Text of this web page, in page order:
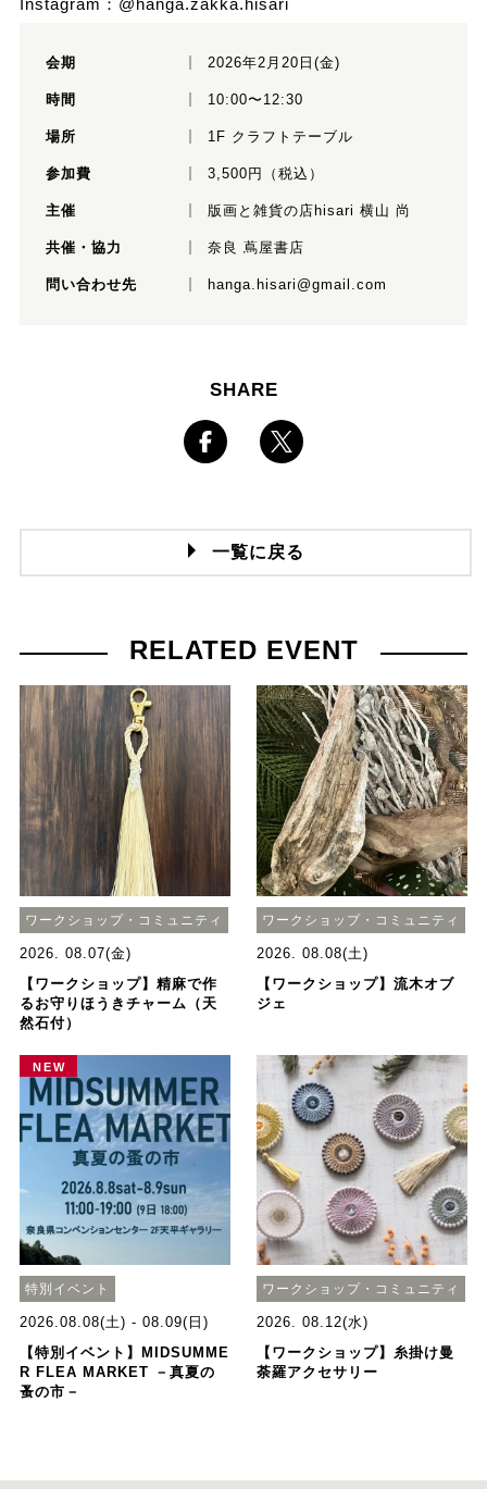
会期 2026年2月20日(金)
時間 10:00〜12:30
場所 1F クラフトテーブル
参加費 3,500円（税込）
主催 版画と雑貨の店hisari 横山 尚
共催・協力 奈良 蔦屋書店
問い合わせ先 hanga.hisari@gmail.com
SHARE
一覧に戻る
RELATED EVENT
ワークショップ・コミュニティ
2026. 08.07(金)
【ワークショップ】精麻で作
るお守りほうきチャーム（天
然石付）
ワークショップ・コミュニティ
2026. 08.08(土)
【ワークショップ】流木オブ
ジェ
NEW
特別イベント
2026.08.08(土) - 08.09(日)
【特別イベント】MIDSUMME
R FLEA MARKET －真夏の
蚤の市－
ワークショップ・コミュニティ
2026. 08.12(水)
【ワークショップ】糸掛け曼
荼羅アクセサリー